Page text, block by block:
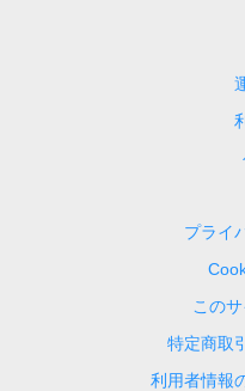
プライ
この
特定商取
利用者情報